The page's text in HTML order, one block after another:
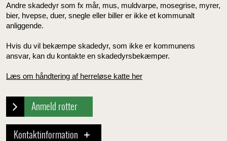
Andre skadedyr som fx mår, mus, muldvarpe, mosegrise, myrer,
bier, hvepse, duer, snegle eller biller er ikke et kommunalt
anliggende.
Hvis du vil bekæmpe skadedyr, som ikke er kommunens
ansvar, kan du kontakte en skadedyrsbekæmper.
Læs om håndtering af herreløse katte her
Anmeld rotter
Kontaktinformation